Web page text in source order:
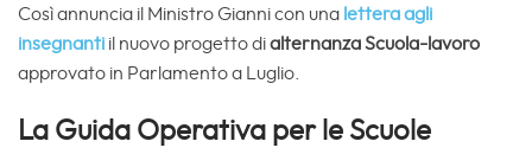
Così annuncia il Ministro Gianni con una lettera agli
insegnanti il nuovo progetto dialternanza Scuola-lavoro
approvato in Parlamento a Luglio.
La Guida Operativa per le Scuole